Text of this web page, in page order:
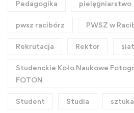
Pedagogika pielęgniarstwo
pwsz racibórz PWSZ w
Rekrutacja Rektor
Studenckie Koło Naukowe
FOTON
Student Studia sztuka